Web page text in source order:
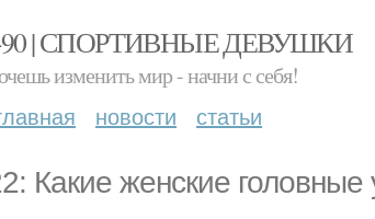
90 | СПОРТИВНЫЕ ДЕВУШКИ
изменить мир - начни с себя!
новости статьи
Какие женские